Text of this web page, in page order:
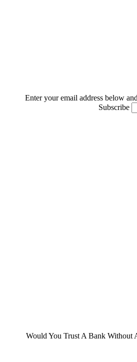
Enter your email address below
Subscribe
Would You Trust A Bank Without